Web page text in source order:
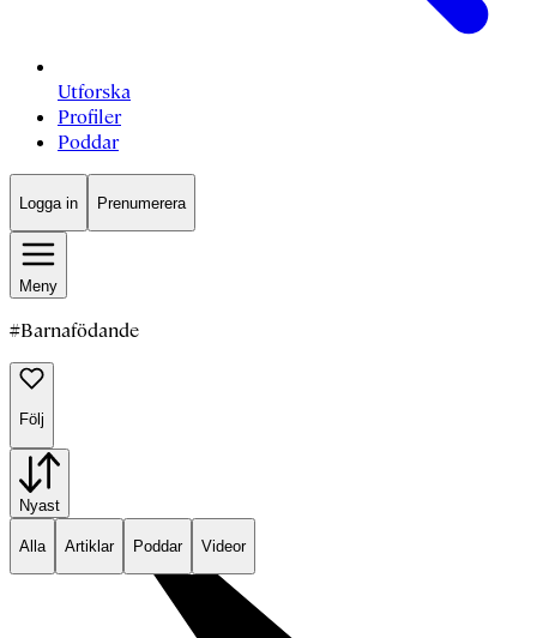
Utforska
Profiler
Poddar
Logga in Prenumerera
Meny
#Barnafödande
Följ
Nyast
Alla Artiklar Poddar Videor